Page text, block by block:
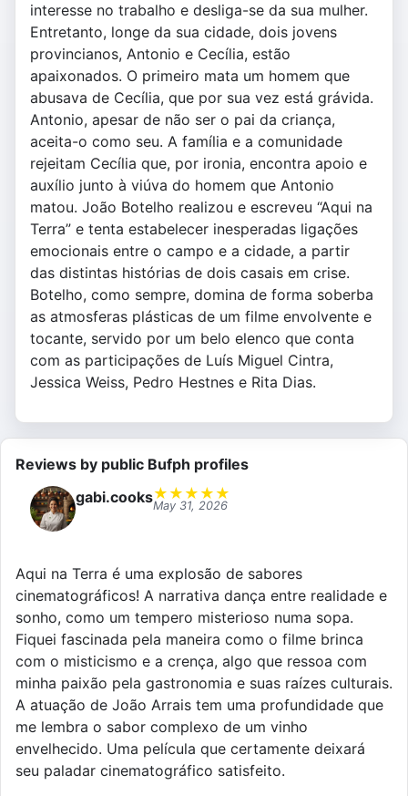
interesse no trabalho e desliga-se da sua mulher.
Entretanto, longe da sua cidade, dois jovens
provincianos, Antonio e Cecília, estão
apaixonados. O primeiro mata um homem que
abusava de Cecília, que por sua vez está grávida.
Antonio, apesar de não ser o pai da criança,
aceita-o como seu. A família e a comunidade
rejeitam Cecília que, por ironia, encontra apoio e
auxílio junto à viúva do homem que Antonio
matou. João Botelho realizou e escreveu “Aqui na
Terra” e tenta estabelecer inesperadas ligações
emocionais entre o campo e a cidade, a partir
das distintas histórias de dois casais em crise.
Botelho, como sempre, domina de forma soberba
as atmosferas plásticas de um filme envolvente e
tocante, servido por um belo elenco que conta
com as participações de Luís Miguel Cintra,
Jessica Weiss, Pedro Hestnes e Rita Dias.
Reviews by public Bufph profiles
gabi.cooks★ ★ ★ ★ ★
May 31, 2026
Aqui na Terra é uma explosão de sabores
cinematográficos! A narrativa dança entre realidade e
sonho, como um tempero misterioso numa sopa.
Fiquei fascinada pela maneira como o filme brinca
com o misticismo e a crença, algo que ressoa com
minha paixão pela gastronomia e suas raízes culturais.
A atuação de João Arrais tem uma profundidade que
me lembra o sabor complexo de um vinho
envelhecido. Uma película que certamente deixará
seu paladar cinematográfico satisfeito.